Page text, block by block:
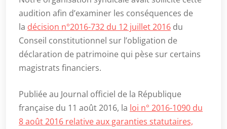
audition afin d’examiner les conséquences de
la décision n°2016-732 du 12 juillet 2016 du
Conseil constitutionnel sur l’obligation de
déclaration de patrimoine qui pèse sur certains
magistrats financiers.
Publiée au Journal officiel de la République
française du 11 août 2016, la loi n° 2016-1090 du
8 août 2016 relative aux garanties statutaires,